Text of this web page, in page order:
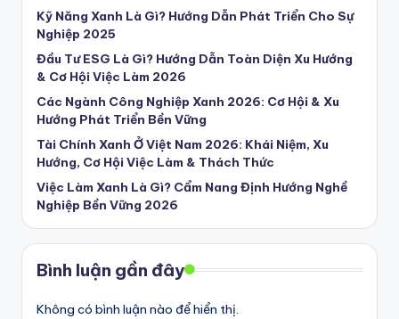
Kỹ Năng Xanh Là Gì? Hướng Dẫn Phát Triển Cho Sự
Nghiệp 2025
Đầu Tư ESG Là Gì? Hướng Dẫn Toàn Diện Xu Hướng
& Cơ Hội Việc Làm 2026
Các Ngành Công Nghiệp Xanh 2026: Cơ Hội & Xu
Hướng Phát Triển Bền Vững
Tài Chính Xanh Ở Việt Nam 2026: Khái Niệm, Xu
Hướng, Cơ Hội Việc Làm & Thách Thức
Việc Làm Xanh Là Gì? Cẩm Nang Định Hướng Nghề
Nghiệp Bền Vững 2026
Bình luận gần đây
Không có bình luận nào để hiển thị.